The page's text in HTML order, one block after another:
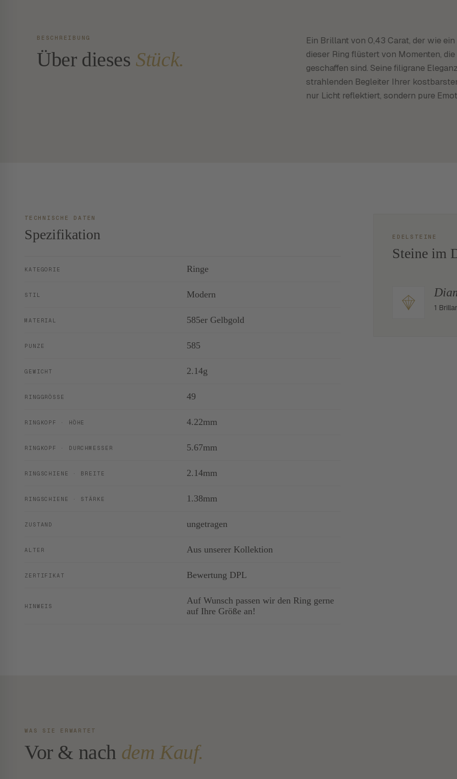
BESCHREIBUNG
Über dieses Stück.
Ein Brillant von 0,43 Carat, der wie
dieser Ring flüstert von Momenten,
geschaffen sind. Seine filigrane
strahlenden Begleiter Ihrer
nur Licht reflektiert, sondern pure
TECHNISCHE DATEN
Spezifikation
KATEGORIE Ringe
STIL Modern
MATERIAL 585er Gelbgold
PUNZE 585
GEWICHT 2.14g
RINGGRÖSSE 49
RINGKOPF · HÖHE 4.22mm
RINGKOPF · DURCHMESSER 5.67mm
RINGSCHIENE · BREITE 2.14mm
RINGSCHIENE · STÄRKE 1.38mm
ZUSTAND ungetragen
ALTER Aus unserer Kollektion
ZERTIFIKAT Bewertung DPL
HINWEIS
Auf Wunsch passen wir den Ring gerne
auf Ihre Größe an!
EDELSTEINE
Steine im
1
WAS SIE ERWARTET
Vor & nach dem Kauf.